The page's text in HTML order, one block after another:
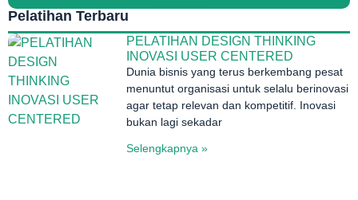
Pelatihan Terbaru
PELATIHAN DESIGN THINKING
INOVASI USER CENTERED
Dunia bisnis yang terus berkembang pesat
menuntut organisasi untuk selalu berinovasi
agar tetap relevan dan kompetitif. Inovasi
bukan lagi sekadar
Selengkapnya »